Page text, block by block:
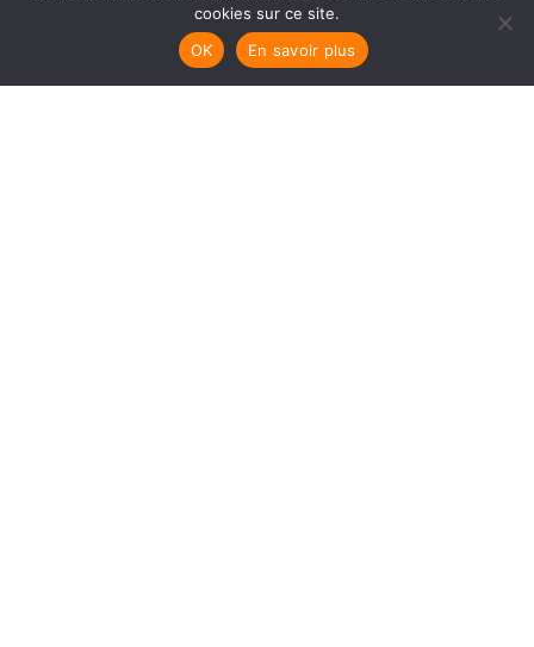
cookies sur ce site.
OK
En savoir plus